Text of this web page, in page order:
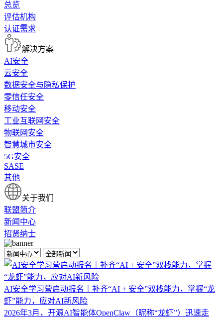
总览
评估机构
认证需求
解决方案
AI安全
云安全
数据安全与隐私保护
零信任安全
移动安全
工业互联网安全
物联网安全
智慧城市安全
5G安全
SASE
其他
关于我们
联盟简介
新闻中心
招贤纳士
AI安全学习营启动报名｜补齐“AI + 安全”双栈能力，掌握“龙
虾”能力，应对AI新风险
2026年3月，开源AI智能体OpenClaw（昵称“龙虾”）迅速走